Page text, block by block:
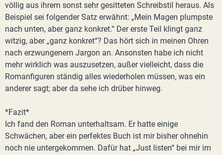
völlig aus ihrem sonst sehr gesitteten Schreibstil heraus. Als
Beispiel sei folgender Satz erwähnt: „Mein Magen plumpste
nach unten, aber ganz konkret.“ Der erste Teil klingt ganz
witzig, aber „ganz konkret“? Das hört sich in meinen Ohren
nach erzwungenem Jargon an. Ansonsten habe ich nicht
mehr wirklich was auszusetzen, außer vielleicht, dass die
Romanfiguren ständig alles wiederholen müssen, was ein
anderer sagt; aber da sehe ich drüber hinweg.
*Fazit*
Ich fand den Roman unterhaltsam. Er hatte einige
Schwächen, aber ein perfektes Buch ist mir bisher ohnehin
noch nie untergekommen. Dafür hat „Just listen“ bei mir im